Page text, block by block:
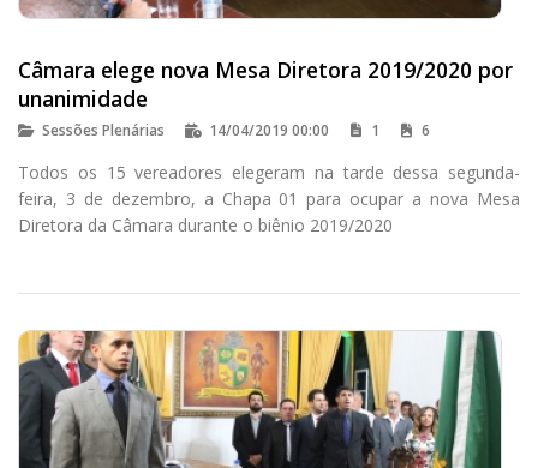
Câmara elege nova Mesa Diretora 2019/2020 por
unanimidade
Sessões Plenárias 14/04/2019 00:00 1 6
Todos os 15 vereadores elegeram na tarde dessa segunda-
feira, 3 de dezembro, a Chapa 01 para ocupar a nova Mesa
Diretora da Câmara durante o biênio 2019/2020